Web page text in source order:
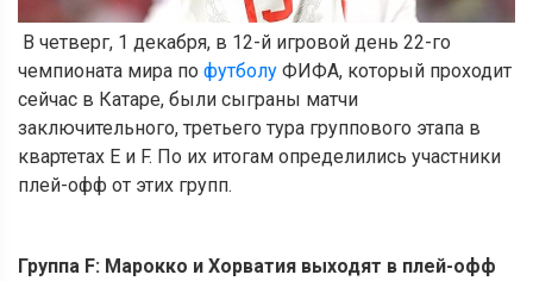
В четверг, 1 декабря, в 12-й игровой день 22-го
чемпионата мира по футболу ФИФА, который проходит
сейчас в Катаре, были сыграны матчи
заключительного, третьего тура группового этапа в
квартетах Е и F. По их итогам определились участники
плей-офф от этих групп.
Группа F: Марокко и Хорватия выходят в плей-офф